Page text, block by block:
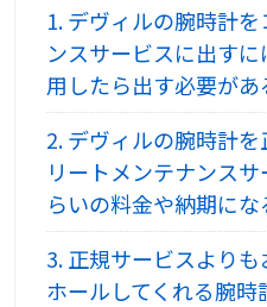
1.デヴィルの腕時計を
ンスサービスに出す
用したら出す必要があ
2.デヴィルの腕時計を
リートメンテナンス
らいの料金や納期にな
3.正規サービスよりも
ホールしてくれる腕